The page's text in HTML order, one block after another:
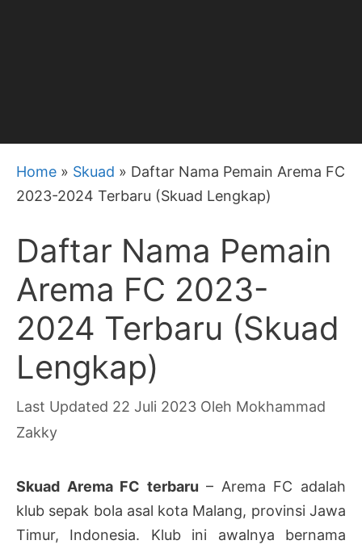
Home » Skuad » Daftar Nama Pemain Arema FC
2023-2024 Terbaru (Skuad Lengkap)
Daftar Nama Pemain
Arema FC 2023-
2024 Terbaru (Skuad
Lengkap)
22 Juli 2023 Oleh Mokhammad
Zakky
Skuad Arema FC terbaru – Arema FC adalah
klub sepak bola asal kota Malang, provinsi Jawa
Timur, Indonesia. Klub ini awalnya bernama